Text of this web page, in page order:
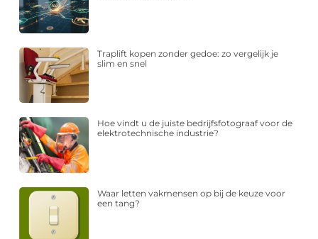
Traplift kopen zonder gedoe: zo vergelijk je
slim en snel
Hoe vindt u de juiste bedrijfsfotograaf voor de
elektrotechnische industrie?
Waar letten vakmensen op bij de keuze voor
een tang?